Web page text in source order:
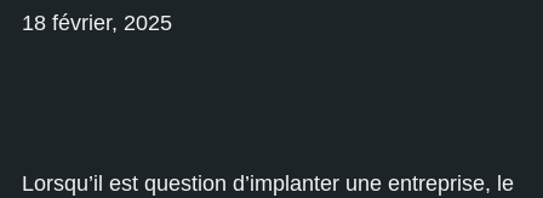
18 février, 2025
Lorsqu’il est question d’implanter une entreprise, le